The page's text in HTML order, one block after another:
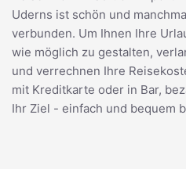
Uderns ist schön und
verbunden. Um Ihnen Ihre
wie möglich zu gestalten,
und verrechnen Ihre
mit Kreditkarte oder in Bar,
Ihr Ziel - einfach und bequem